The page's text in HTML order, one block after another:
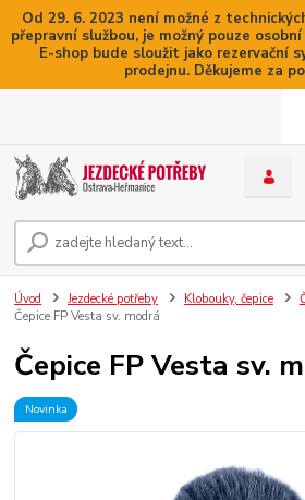
Od 29. 6. 2023 není možné z
přepravní službou, je možný pouze
E-shop bude sloužit jako rezervační
prodejnu. Děkujeme za
Úvod Jezdecké potřeby Klobouky, čepice
Čepice FP Vesta sv. modrá
Čepice FP Vesta sv.
Novinka